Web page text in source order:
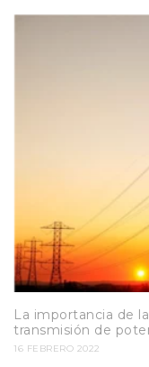
La importancia de
transmisión de
16 FEBRERO 2022